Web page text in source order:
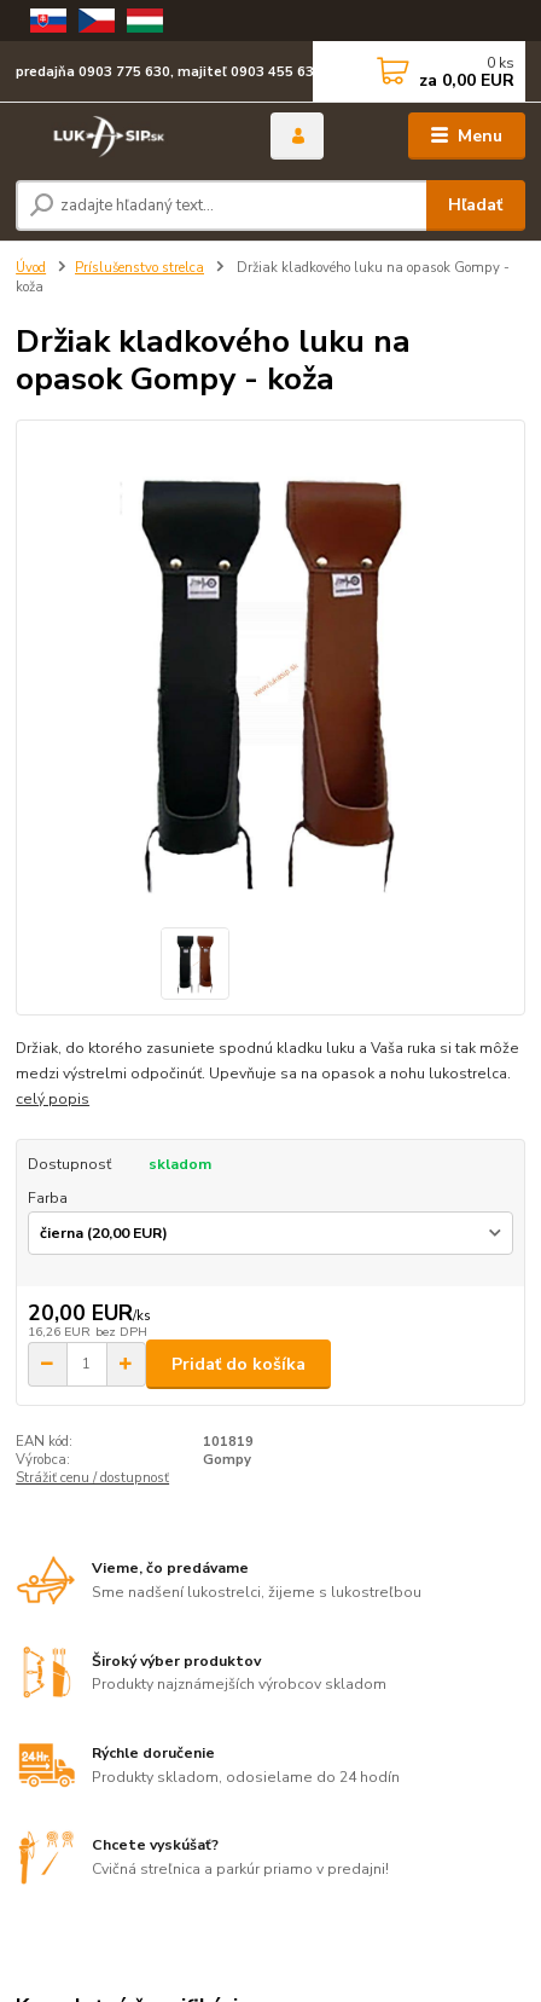
Menu
Hľadať
predajňa 0903 775 630, majiteľ 0903 455 630 0 ks
za 0,00 EUR
Úvod Príslušenstvo strelca
Držiak kladkového luku na opasok Gompy -
koža
Držiak kladkového luku na
opasok Gompy - koža
Držiak, do ktorého zasuniete spodnú kladku luku a Vaša ruka si tak môže
medzi výstrelmi odpočinúť. Upevňuje sa na opasok a nohu lukostrelca.
celý popis
Dostupnosť
skladom
Farba
20,00 EUR/ks
16,26 EUR bez DPH
Pridať do košíka
EAN kód:
101819
Výrobca:
Gompy
Strážiť cenu / dostupnosť
Vieme, čo predávame
Sme nadšení lukostrelci, žijeme s lukostreľbou
Široký výber produktov
Produkty najznámejších výrobcov skladom
Rýchle doručenie
Produkty skladom, odosielame do 24 hodín
Chcete vyskúšať?
Cvičná streľnica a parkúr priamo v predajni!